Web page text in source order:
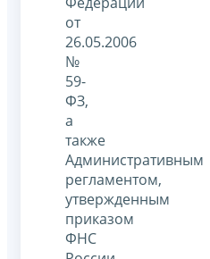
от
26.05.2006
№
59-
ФЗ,
а
также
Административным
регламентом,
утвержденным
приказом
ФНС